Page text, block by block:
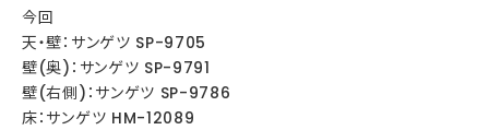
今回
天・壁：サンゲツ SP-9705
壁(奥)：サンゲツ SP-9791
壁(右側)：サンゲツ SP-9786
床：サンゲツ HM-12089